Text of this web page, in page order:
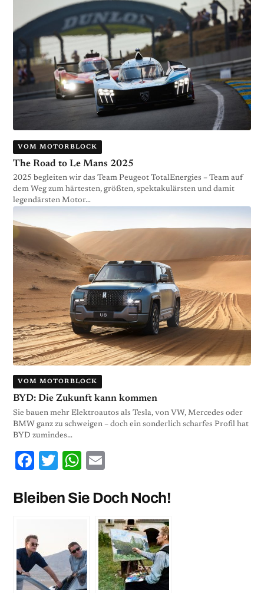
VOM MOTORBLOCK
The Road to Le Mans 2025
2025 begleiten wir das Team Peugeot TotalEnergies – Team auf
dem Weg zum härtesten, größten, spektakulärsten und damit
legendärsten Motor…
VOM MOTORBLOCK
BYD: Die Zukunft kann kommen
Sie bauen mehr Elektroautos als Tesla, von VW, Mercedes oder
BMW ganz zu schweigen – doch ein sonderlich scharfes Profil hat
BYD zumindes…
Facebook
TwitterWhatsApp
Bleiben Sie Doch Noch!